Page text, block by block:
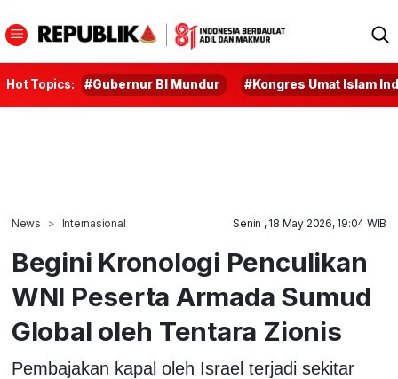
Hot Topics: #Gubernur BI Mundur #Kongres Umat Islam
News Internasional Senin , 18 May 2026, 19:04 WIB
Begini Kronologi Penculikan
WNI Peserta Armada Sumud
Global oleh Tentara Zionis
Pembajakan kapal oleh Israel terjadi sekitar